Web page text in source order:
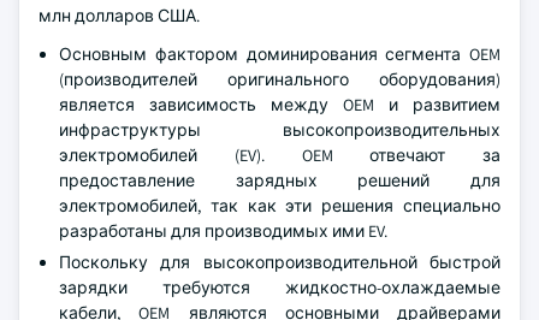
млн долларов США.
Основным фактором доминирования сегмента OEM
(производителей оригинального оборудования)
является зависимость между OEM и развитием
инфраструктуры высокопроизводительных
электромобилей (EV). OEM отвечают за
предоставление зарядных решений для
электромобилей, так как эти решения специально
разработаны для производимых ими EV.
Поскольку для высокопроизводительной быстрой
зарядки требуются жидкостно-охлаждаемые
кабели, OEM являются основными драйверами